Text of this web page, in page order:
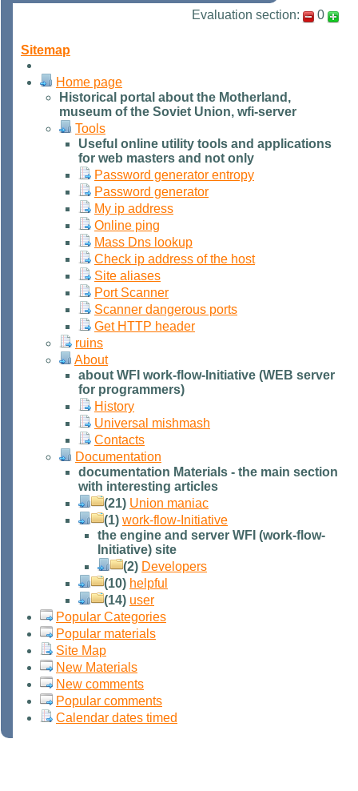
Evaluation section: 0
Sitemap
Home page
Historical portal about the Motherland,
museum of the Soviet Union, wfi-server
Tools
Useful online utility tools and applications
for web masters and not only
Password generator entropy
Password generator
My ip address
Online ping
Mass Dns lookup
Check ip address of the host
Site aliases
Port Scanner
Scanner dangerous ports
Get HTTP header
ruins
About
about WFI work-flow-Initiative (WEB server
for programmers)
History
Universal mishmash
Contacts
Documentation
documentation Materials - the main section
with interesting articles
(21) Union maniac
(1) work-flow-Initiative
the engine and server WFI (work-flow-
Initiative) site
(2) Developers
(10) helpful
(14) user
Popular Categories
Popular materials
Site Map
New Materials
New comments
Popular comments
Calendar dates timed